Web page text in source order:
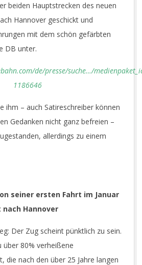
beiden Hauptstrecken des neuen
Hannover geschickt und
mit dem schön gefärbten
DB unter.
de/presse/suche…/
1186646
ihm – auch Satireschreiber können
Gedanken nicht ganz befreien –
allerdings zu einem
seiner ersten Fahrt im Januar
Hannover
Der Zug scheint pünktlich zu sein.
über 80% verheißene
die nach den über 25 Jahre langen